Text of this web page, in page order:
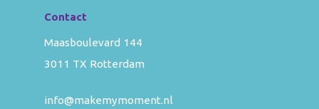
Contact
Maasboulevard 144
3011 TX Rotterdam
info@makemymoment.nl